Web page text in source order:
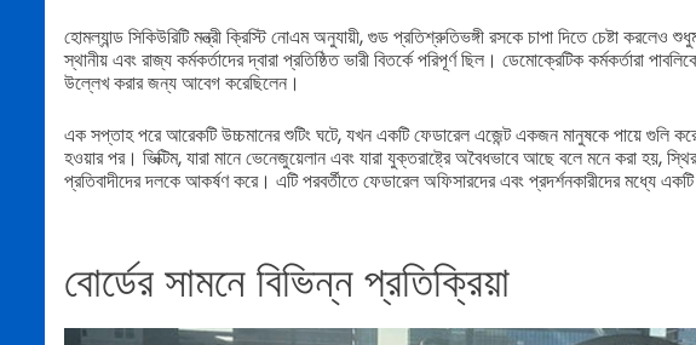
হোমল্যান্ড সিকিউরিটি মন্ত্রী ক্রিস্টি নোএম অনুযায়ী, গুড প্রতিশ্রুতিভঙ্গী রসকে চাপা দিতে চেষ্টা করলেও
স্থানীয় এবং রাজ্য কর্মকর্তাদের দ্বারা প্রতিষ্ঠিত ভারী বিতর্কে পরিপূর্ণ ছিল। ডেমোক্রেটিক কর্মকর্তারা
উল্লেখ করার জন্য আবেগ করেছিলেন।
এক সপ্তাহ পরে আরেকটি উচ্চমানের শুটিং ঘটে, যখন একটি ফেডারেল এজেন্ট একজন মানুষকে পায়ে গুলি
হওয়ার পর। ভিক্টিম, যারা মানে ভেনেজুয়েলান এবং যারা যুক্তরাষ্ট্রে অবৈধভাবে আছে বলে মনে করা হয়,
প্রতিবাদীদের দলকে আকর্ষণ করে। এটি পরবর্তীতে ফেডারেল অফিসারদের এবং প্রদর্শনকারীদের মধ্যে
বোর্ডের সামনে বিভিন্ন প্রতিক্রিয়া